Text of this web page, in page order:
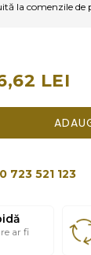
la comenzile de
LEI
723 521 123
ar fi